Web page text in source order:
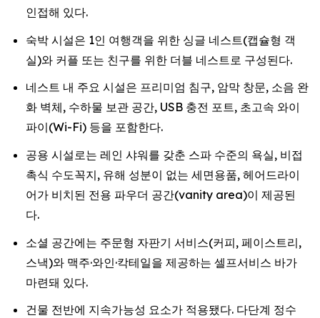
인접해 있다.
숙박 시설은 1인 여행객을 위한 싱글 네스트(캡슐형 객
실)와 커플 또는 친구를 위한 더블 네스트로 구성된다.
네스트 내 주요 시설은 프리미엄 침구, 암막 창문, 소음 완
화 벽체, 수하물 보관 공간, USB 충전 포트, 초고속 와이
파이(Wi-Fi) 등을 포함한다.
공용 시설로는 레인 샤워를 갖춘 스파 수준의 욕실, 비접
촉식 수도꼭지, 유해 성분이 없는 세면용품, 헤어드라이
어가 비치된 전용 파우더 공간(vanity area)이 제공된
다.
소셜 공간에는 주문형 자판기 서비스(커피, 페이스트리,
스낵)와 맥주·와인·칵테일을 제공하는 셀프서비스 바가
마련돼 있다.
건물 전반에 지속가능성 요소가 적용됐다. 다단계 정수